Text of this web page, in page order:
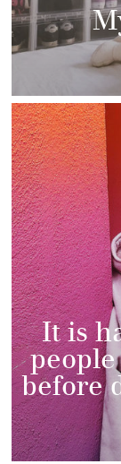
It is
before